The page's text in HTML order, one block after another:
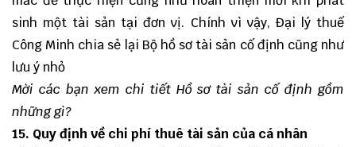
sinh một tài sản tại đơn vị. Chính vì vậy, Đại lý thuế
Công Minh chia sẻ lại Bộ hồ sơ tài sản cố định cũng như
lưu ý nhỏ
Mời các bạn xem chi tiết Hồ sơ tài sản cố định gồm
những gì?
15. Quy định về chi phí thuê tài sản của cá nhân